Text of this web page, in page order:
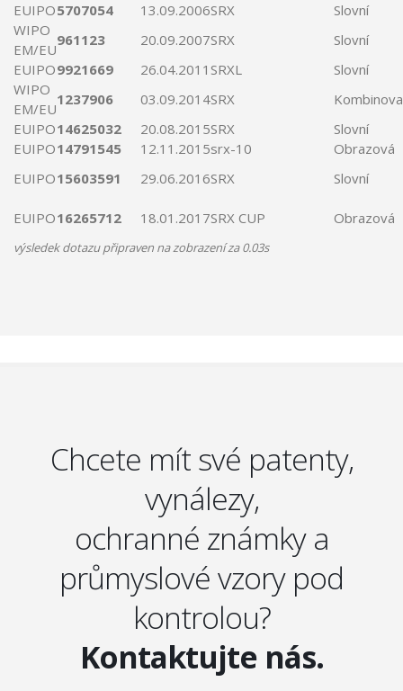
EUIPO5707054 13.09.2006SRX
Slovní
WIPO
EM/EU
961123 20.09.2007SRX
Slovní
EUIPO9921669 26.04.2011 SRXL
Slovní
WIPO
EM/EU
1237906 03.09.2014SRX
EUIPO14625032 20.08.2015SRX
Slovní
EUIPO14791545 12.11.2015srx-10
Obrazová
EUIPO15603591 29.06.2016SRX Slovní
EUIPO16265712 18.01.2017SRX CUP Obrazová
výsledek dotazu připraven na zobrazení za 0.03s
Chcete mít své patenty,
vynálezy,
ochranné známky a
průmyslové vzory pod
kontrolou?
Kontaktujte nás.